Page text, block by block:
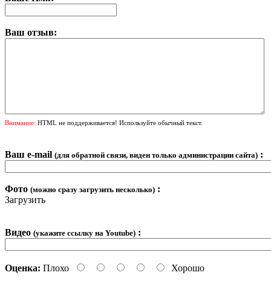
Ваш отзыв:
Внимание: HTML не поддерживается! Используйте обычный текст.
Ваш e-mail (для обратной связи, виден только администрации сайта) :
Фото (можно сразу загрузить несколько) :
Загрузить
Видео (укажите ссылку на Youtube) :
Оценка: Плохо Хорошо